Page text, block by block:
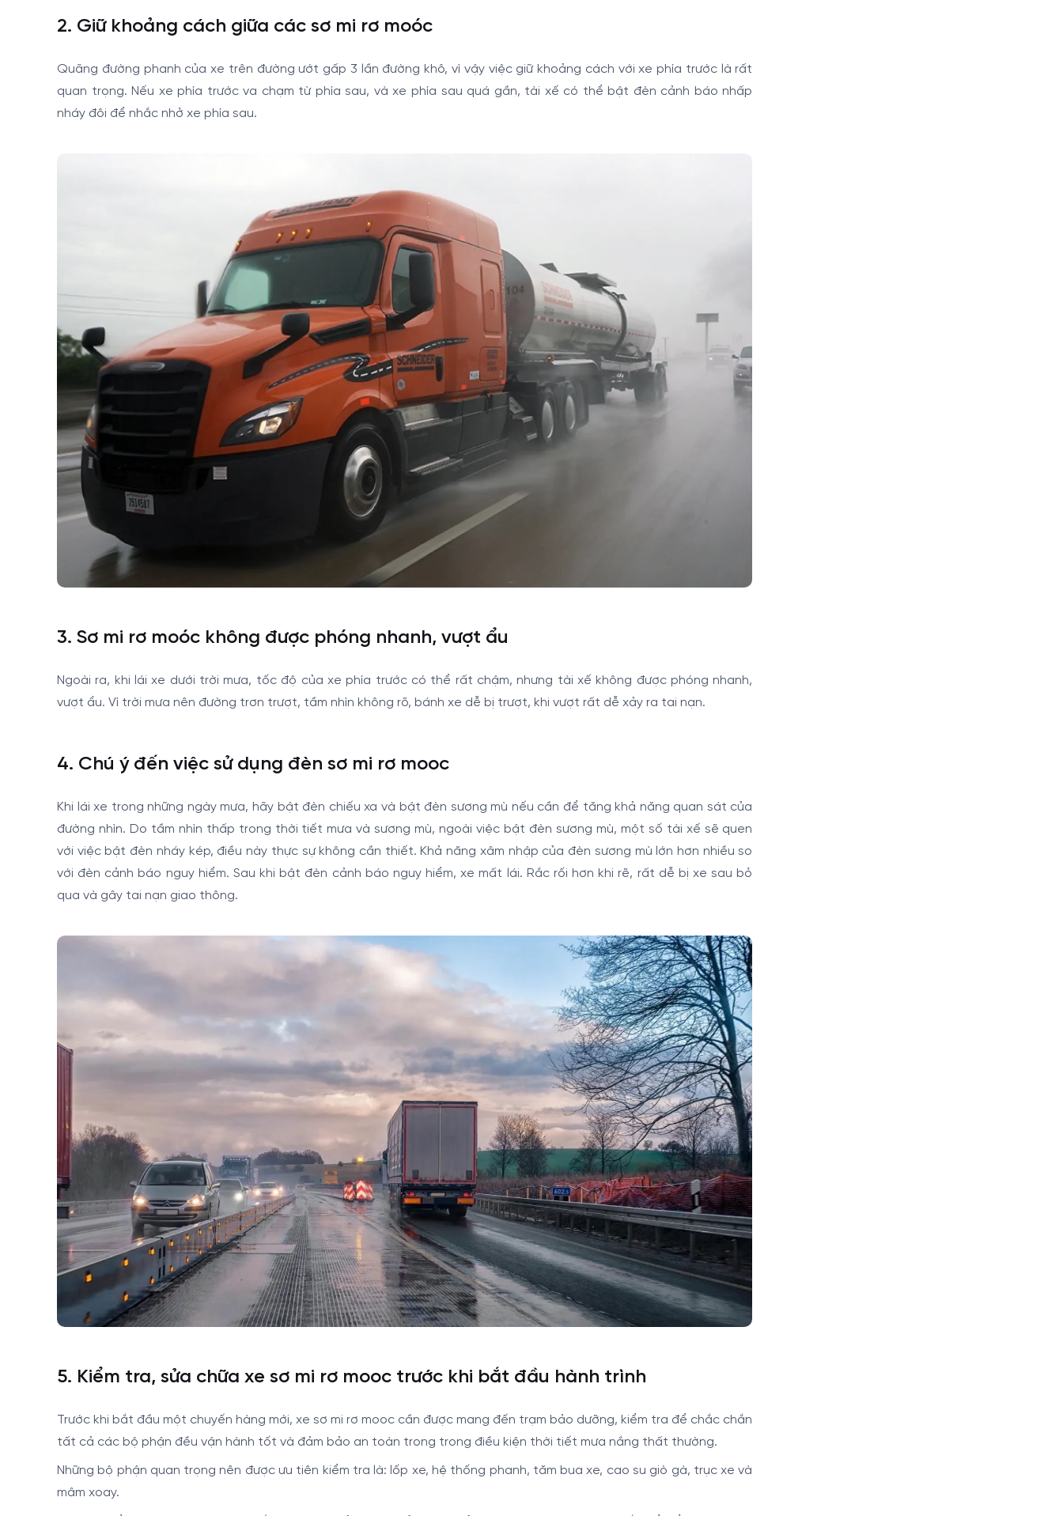
2. Giữ khoảng cách giữa các sơ mi rơ moóc
Quãng đường phanh của xe trên đường ướt gấp 3 lần đường khô, vì vậy việc giữ khoảng cách với xe phía trước là rất
quan trọng. Nếu xe phía trước va chạm từ phía sau, và xe phía sau quá gần, tài xế có thể bật đèn cảnh báo nhấp
nháy đôi để nhắc nhở xe phía sau.
3. Sơ mi rơ moóc không được phóng nhanh, vượt ẩu
Ngoài ra, khi lái xe dưới trời mưa, tốc độ của xe phía trước có thể rất chậm, nhưng tài xế không được phóng nhanh,
vượt ẩu. Vì trời mưa nên đường trơn trượt, tầm nhìn không rõ, bánh xe dễ bị trượt, khi vượt rất dễ xảy ra tai nạn.
4. Chú ý đến việc sử dụng đèn sơ mi rơ mooc
Khi lái xe trong những ngày mưa, hãy bật đèn chiếu xa và bật đèn sương mù nếu cần để tăng khả năng quan sát của
đường nhìn. Do tầm nhìn thấp trong thời tiết mưa và sương mù, ngoài việc bật đèn sương mù, một số tài xế sẽ quen
với việc bật đèn nháy kép, điều này thực sự không cần thiết. Khả năng xâm nhập của đèn sương mù lớn hơn nhiều so
với đèn cảnh báo nguy hiểm. Sau khi bật đèn cảnh báo nguy hiểm, xe mất lái. Rắc rối hơn khi rẽ, rất dễ bị xe sau bỏ
qua và gây tai nạn giao thông.
5. Kiểm tra, sửa chữa xe sơ mi rơ mooc trước khi bắt đầu hành trình
Trước khi bắt đầu một chuyến hàng mới, xe sơ mi rơ mooc cần được mang đến trạm bảo dưỡng, kiểm tra để chắc chắn
tất cả các bộ phận đều vận hành tốt và đảm bảo an toàn trong trong điều kiện thời tiết mưa nắng thất thường.
Những bộ phận quan trọng nên được ưu tiên kiểm tra là: lốp xe, hệ thống phanh, tăm bua xe, cao su giò gà, trục xe và
mâm xoay.